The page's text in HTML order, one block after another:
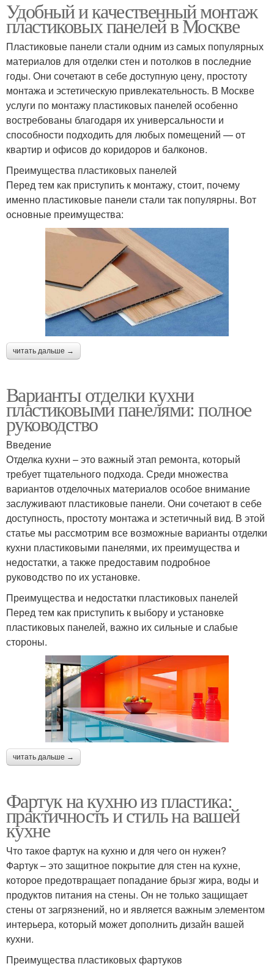
Удобный и качественный монтаж
пластиковых панелей в Москве
Пластиковые панели стали одним из самых популярных
материалов для отделки стен и потолков в последние
годы. Они сочетают в себе доступную цену, простоту
монтажа и эстетическую привлекательность. В Москве
услуги по монтажу пластиковых панелей особенно
востребованы благодаря их универсальности и
способности подходить для любых помещений — от
квартир и офисов до коридоров и балконов.
Преимущества пластиковых панелей
Перед тем как приступить к монтажу, стоит, почему
именно пластиковые панели стали так популярны. Вот
основные преимущества:
читать дальше →
Варианты отделки кухни
пластиковыми панелями: полное
руководство
Введение
Отделка кухни – это важный этап ремонта, который
требует тщательного подхода. Среди множества
вариантов отделочных материалов особое внимание
заслуживают пластиковые панели. Они сочетают в себе
доступность, простоту монтажа и эстетичный вид. В этой
статье мы рассмотрим все возможные варианты отделки
кухни пластиковыми панелями, их преимущества и
недостатки, а также предоставим подробное
руководство по их установке.
Преимущества и недостатки пластиковых панелей
Перед тем как приступить к выбору и установке
пластиковых панелей, важно их сильные и слабые
стороны.
читать дальше →
Фартук на кухню из пластика:
практичность и стиль на вашей
кухне
Что такое фартук на кухню и для чего он нужен?
Фартук – это защитное покрытие для стен на кухне,
которое предотвращает попадание брызг жира, воды и
продуктов питания на стены. Он не только защищает
стены от загрязнений, но и является важным элементом
интерьера, который может дополнить дизайн вашей
кухни.
Преимущества пластиковых фартуков